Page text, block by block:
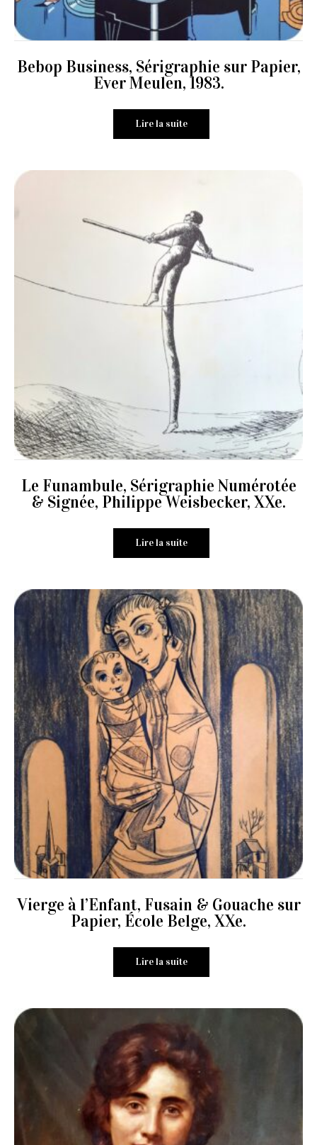
Bebop Business, Sérigraphie sur Papier,
Ever Meulen, 1983.
Lire la suite
Le Funambule, Sérigraphie Numérotée
& Signée, Philippe Weisbecker, XXe.
Lire la suite
Vierge à l’Enfant, Fusain & Gouache sur
Papier, École Belge, XXe.
Lire la suite